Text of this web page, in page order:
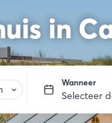
in
Wanneer
Selecteer